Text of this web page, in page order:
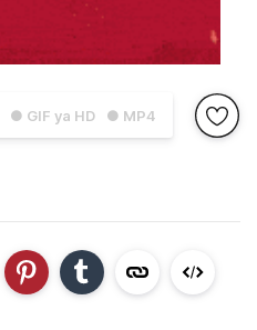
● GIF ya HD ● MP4